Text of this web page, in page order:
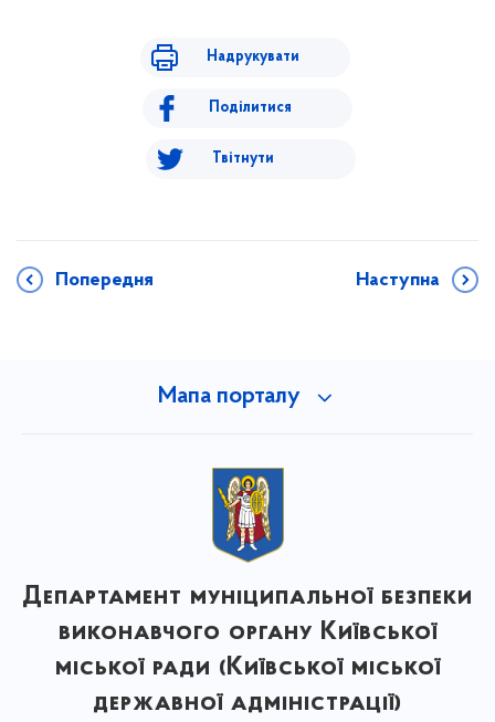
Надрукувати
Поділитися
Твітнути
Попередня Наступна
Мапа порталу
Департамент муніципальної безпеки
виконавчого органу Київської
міської ради (Київської міської
державної адміністрації)